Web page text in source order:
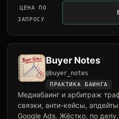
ЦЕНА ПО
ЗАПРОСУ
Buyer Notes
@buyer_notes
ПРАКТИКА БАИНГА
Медиабаинг и арбитраж
связки, анти-кейсы,
Google Ads. Жёстко, по